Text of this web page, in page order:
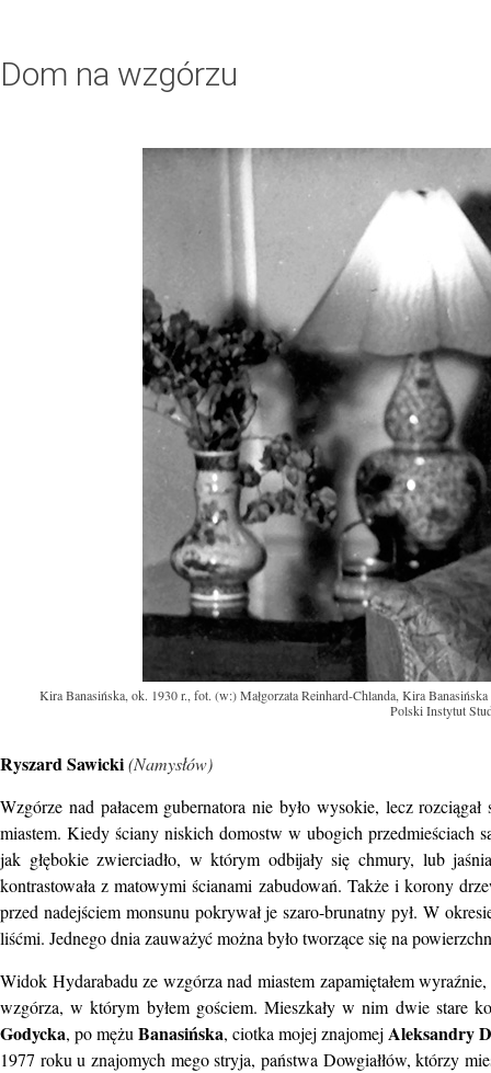
Dom na wzgórzu
Kira Banasińska, ok. 1930 r., fot. (w:) Małgorzata Reinhard-Chlanda, Kira
Polski Instytut
Ryszard Sawicki(Namysłów)
Wzgórze nad pałacem gubernatora nie było wysokie, lecz
miastem. Kiedy ściany niskich domostw w ubogich przedmieściach
jak głębokie zwierciadło, w którym odbijały się chmury, lub
kontrastowała z matowymi ścianami zabudowań. Także i korony
przed nadejściem monsunu pokrywał je szaro-brunatny pył. W
liśćmi. Jednego dnia zauważyć można było tworzące się na
Widok Hydarabadu ze wzgórza nad miastem zapamiętałem
wzgórza, w którym byłem gościem. Mieszkały w nim dwie stare
Godycka, po mężuBanasińska, ciotka mojej znajomej Aleksandry
1977 roku u znajomych mego stryja, państwa Dowgiałłów, którzy